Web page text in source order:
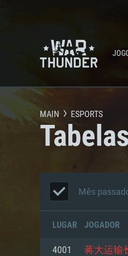
MAIN ESPORTS
Mês
LUGAR JOGADOR
4001 蒋大运输